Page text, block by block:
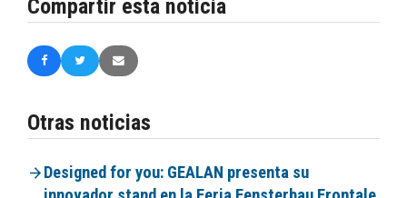
Compartir esta noticia
Otras noticias
Designed for you: GEALAN presenta su